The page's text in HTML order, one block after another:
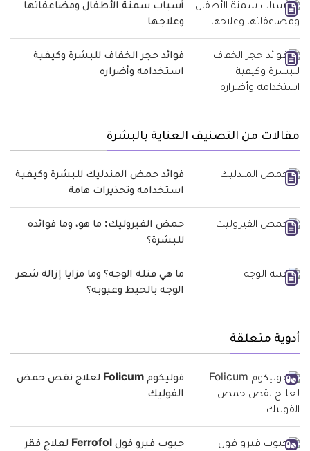
أسباب سمنة الأطفال ومضاعفاتها
وعلاجها
فوائد حجر الخفاف للبشرة وكيفية
استخدامه وأضراره
مقالات من التصنيف العناية بالبشرة
فوائد حمض المندليك للبشرة وكيفية
استخدامه وتحذيرات هامة
حمض الفيروليك: ما هو، وما فوائده
للبشرة؟
ما هي فتلة الوجه؟ وما مزايا إزالة شعر
الوجه بالخيط وعيوبه؟
أدوية متعلقة
فوليكوم Folicum لعلاج نقص حمض
الفوليك
حبوب فيرو فول Ferrofol لعلاج فقر